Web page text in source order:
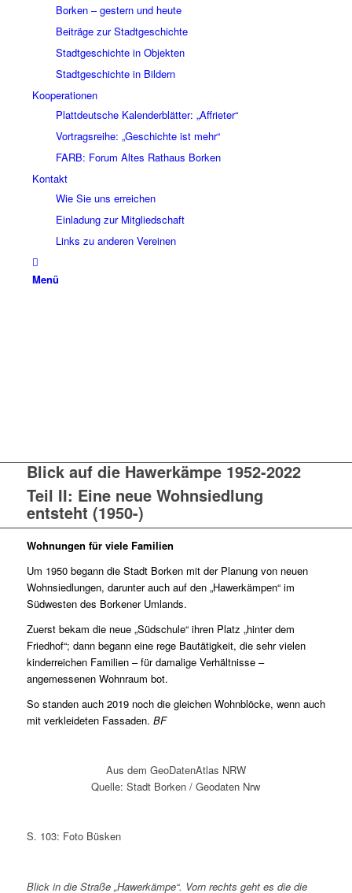
Borken – gestern und heute
Beiträge zur Stadtgeschichte
Stadtgeschichte in Objekten
Stadtgeschichte in Bildern
Kooperationen
Plattdeutsche Kalenderblätter: „Affrieter“
Vortragsreihe: „Geschichte ist mehr“
FARB: Forum Altes Rathaus Borken
Kontakt
Wie Sie uns erreichen
Einladung zur Mitgliedschaft
Links zu anderen Vereinen
Menü
Blick auf die Hawerkämpe 1952-2022
Teil II: Eine neue Wohnsiedlung
entsteht (1950-)
Wohnungen für viele Familien
Um 1950 begann die Stadt Borken mit der Planung von neuen
Wohnsiedlungen, darunter auch auf den „Hawerkämpen“ im
Südwesten des Borkener Umlands.
Zuerst bekam die neue „Südschule“ ihren Platz „hinter dem
Friedhof“; dann begann eine rege Bautätigkeit, die sehr vielen
kinderreichen Familien – für damalige Verhältnisse –
angemessenen Wohnraum bot.
So standen auch 2019 noch die gleichen Wohnblöcke, wenn auch
mit verkleideten Fassaden. BF
Aus dem GeoDatenAtlas NRW
Quelle: Stadt Borken / Geodaten Nrw
S. 103: Foto Büsken
Blick in die Straße „Hawerkämpe“. Vorn rechts geht es die die